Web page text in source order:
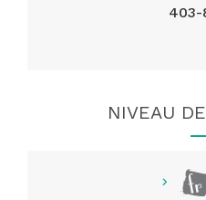
403-
NIVEAU